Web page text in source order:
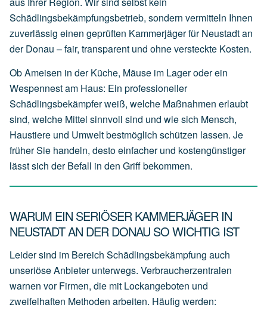
Schädlingsbekämpfungsbetrieb, sondern vermitteln Ihnen
zuverlässig einen geprüften Kammerjäger für Neustadt an
der Donau – fair, transparent und ohne versteckte Kosten.
Ob Ameisen in der Küche, Mäuse im Lager oder ein
Wespennest am Haus: Ein professioneller
Schädlingsbekämpfer weiß, welche Maßnahmen erlaubt
sind, welche Mittel sinnvoll sind und wie sich Mensch,
Haustiere und Umwelt bestmöglich schützen lassen. Je
früher Sie handeln, desto einfacher und kostengünstiger
lässt sich der Befall in den Griff bekommen.
WARUM EIN SERIÖSER KAMMERJÄGER IN
NEUSTADT AN DER DONAU SO WICHTIG IST
Leider sind im Bereich Schädlingsbekämpfung auch
unseriöse Anbieter unterwegs. Verbraucherzentralen
warnen vor Firmen, die mit Lockangeboten und
zweifelhaften Methoden arbeiten. Häufig werden: